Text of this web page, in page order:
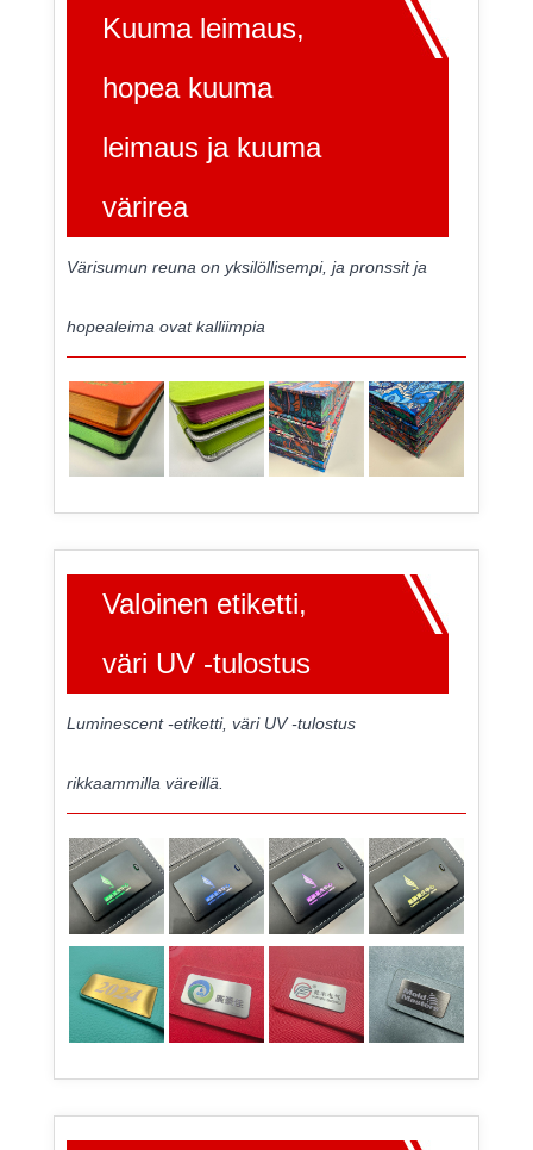
Kuuma leimaus,
hopea kuuma
leimaus ja kuuma
värirea
Värisumun reuna on yksilöllisempi, ja pronssit ja
hopealeima ovat kalliimpia
Valoinen etiketti,
väri UV -tulostus
Luminescent -etiketti, väri UV -tulostus
rikkaammilla väreillä.